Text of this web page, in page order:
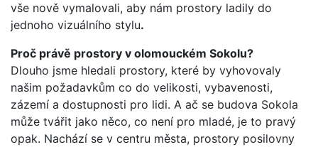
vše nově vymalovali, aby nám prostory ladily do
jednoho vizuálního stylu.
Proč právě prostory v olomouckém Sokolu?
Dlouho jsme hledali prostory, které by vyhovovaly
našim požadavkům co do velikosti, vybavenosti,
zázemí a dostupnosti pro lidi. A ač se budova Sokola
může tvářit jako něco, co není pro mladé, je to pravý
opak. Nachází se v centru města, prostory posilovny